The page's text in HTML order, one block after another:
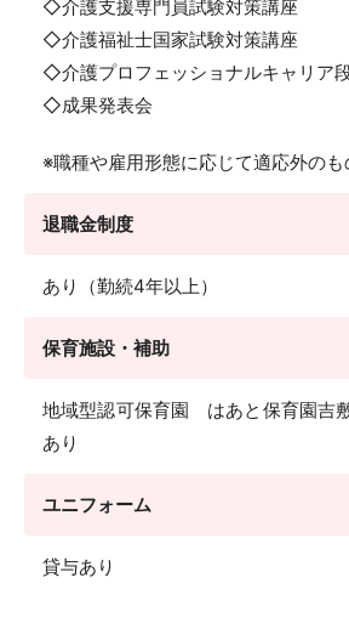
◇介護支援専門員試験対策講座
◇介護福祉士国家試験対策講座
◇介護プロフェッショナルキャリア
◇成果発表会
※職種や雇用形態に応じて適応外の
退職金制度
あり（勤続4年以上）
保育施設・補助
地域型認可保育園 はあと保育園吉
あり
ユニフォーム
貸与あり